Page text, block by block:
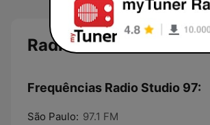
Radio Studio 97
Frequências Radio Studio 97:
São Paulo: 97.1 FM